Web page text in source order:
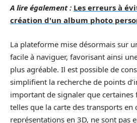
A lire également : Les erreurs à
création d'un album photo
La plateforme mise désormais sur
facile à naviguer, favorisant ainsi
plus agréable. Il est possible de
simplifient la recherche de points
important de signaler que certaines
telles que la carte des transports en
représentations en 3D, ne sont pas